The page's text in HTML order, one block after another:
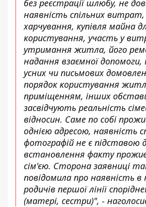
без реєстрації шлюбу, не
наявність спільних
харчування, купівля майна
користування, участь у
утримання житла, його
надання взаємної допомоги,
усних чи письмових
порядок користування
приміщенням, інших
засвідчують реальність
відносин. Саме по собі
однією адресою, наявність
фотографій не є підставою
встановлення факту
сім'єю. Сторона заявниці
повідомила про наявність в
родичів першої лінії
(матері, сестри)", -